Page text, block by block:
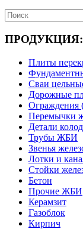
ПРОДУКЦИЯ:
Плиты
Сваи
Дорожные
Ограждения
Перемычки
Детали
Трубы ЖБИ
Звенья
Лотки и
Стойки
Бетон
Прочие ЖБИ
Керамзит
Газоблок
Кирпич